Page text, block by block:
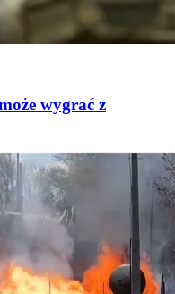
wygrać z